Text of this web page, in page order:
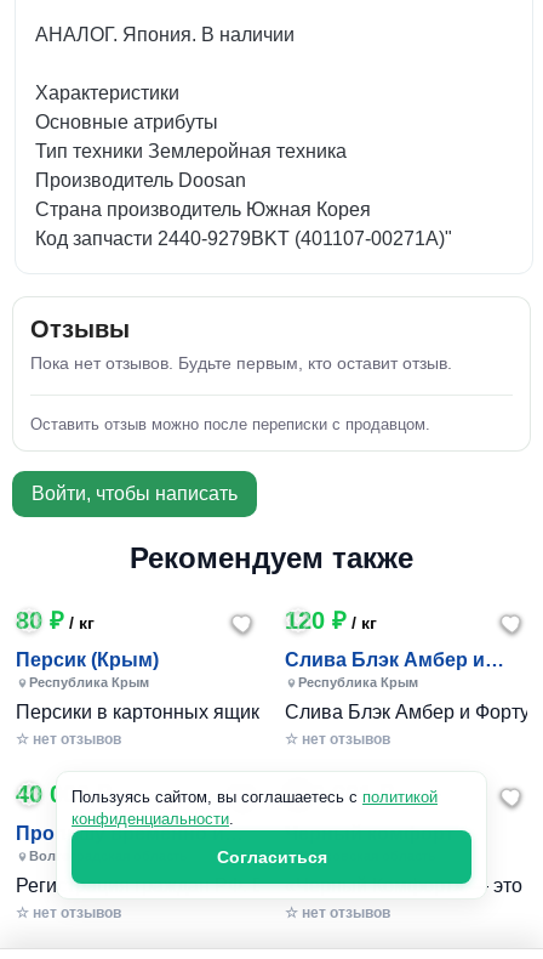
АНАЛОГ. Япония. В наличии
Характеристики
Основные атрибуты
Тип техники Землеройная техника
Производитель Doosan
Страна производитель Южная Корея
Код запчасти 2440-9279BKT (401107-00271A)"
Отзывы
Пока нет отзывов. Будьте первым, кто оставит отзыв.
Оставить отзыв можно после переписки с продавцом.
Войти, чтобы написать
Рекомендуем также
80 ₽ / кг
Персик (Крым)
Республика Крым
Персики в картонных ящиках по 7-10 кг. Цена 80-200 руб
☆ нет отзывов
120 ₽/ кг
Слива Блэк Амбер и
Фортуна (Крым)
Республика Крым
Слива Блэк Амбер и
☆ нет отзывов
40 000 ₽
Пропишу временно и
постоянно в Волжском
Волгоградская область
Регистрация граждан РФ. Временная и постоянная
☆ нет отзывов
240 801 ₽/ 1шт
Черный комфорт
Московская область
«Черный Комфорт» — это
☆ нет отзывов
Пользуясь сайтом, вы соглашаетесь с политикой
конфиденциальности.
Согласиться